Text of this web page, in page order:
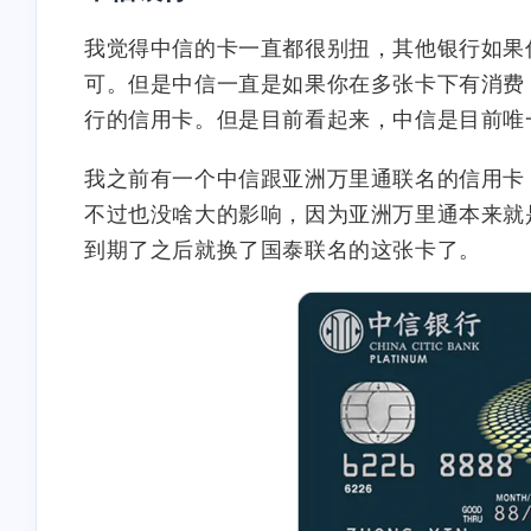
我觉得中信的卡一直都很别扭，其他银行如
可。但是中信一直是如果你在多张卡下有消
行的信用卡。但是目前看起来，中信是目前
我之前有一个中信跟亚洲万里通联名的信用
不过也没啥大的影响，因为亚洲万里通本来
到期了之后就换了国泰联名的这张卡了。